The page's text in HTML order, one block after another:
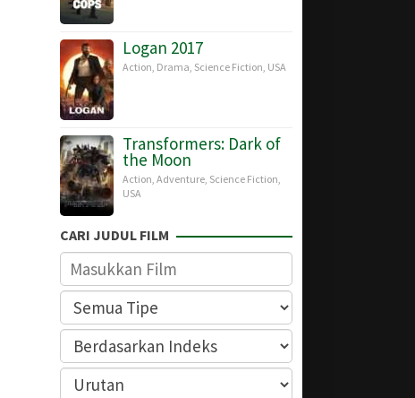
Logan 2017
Action, Drama, Science Fiction, USA
Transformers: Dark of
the Moon
Action, Adventure, Science Fiction,
USA
CARI JUDUL FILM